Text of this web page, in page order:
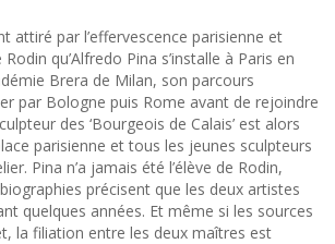
attiré par l’effervescence parisienne et
qu’Alfredo Pina s’installe à Paris en
Brera de Milan, son parcours
par Bologne puis Rome avant de rejoindre
des ‘Bourgeois de Calais’ est alors
parisienne et tous les jeunes sculpteurs
Pina n’a jamais été l’élève de Rodin,
précisent que les deux artistes
quelques années. Et même si les sources
la filiation entre les deux maîtres est